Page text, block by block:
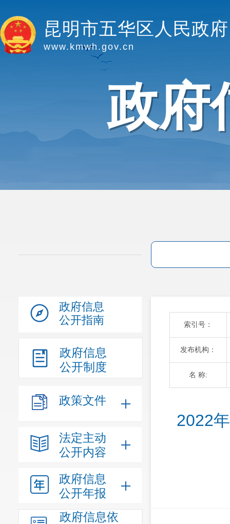
昆明市五华区人民政府
www.kmwh.gov.cn
政府
政府信息
公开指南
政府信息
公开制度
政策文件
法定主动
公开内容
政府信息
公开年报
政府信息依
索引号：
发布机构：
名 称:
2022